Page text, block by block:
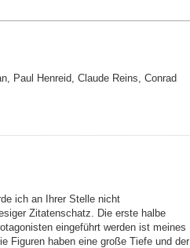
Paul Henreid, Claude Reins, Conrad
ich an Ihrer Stelle nicht
Zitatenschatz. Die erste halbe
eingeführt werden ist meines
Figuren haben eine große Tiefe und der